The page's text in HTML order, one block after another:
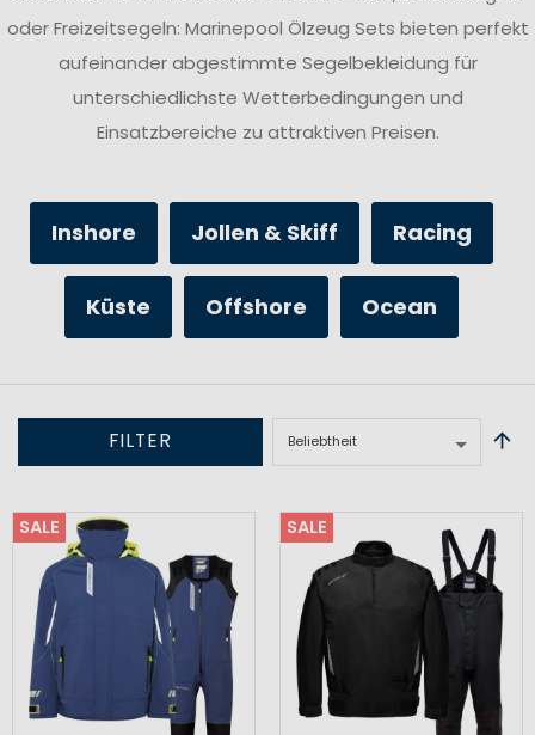
oder Freizeitsegeln: Marinepool Ölzeug Sets bieten perfekt
aufeinander abgestimmte Segelbekleidung für
unterschiedlichste Wetterbedingungen und
Einsatzbereiche zu attraktiven Preisen.
Inshore Jollen & Skiff Racing
Küste Offshore Ocean
FILTER
SALE SALE